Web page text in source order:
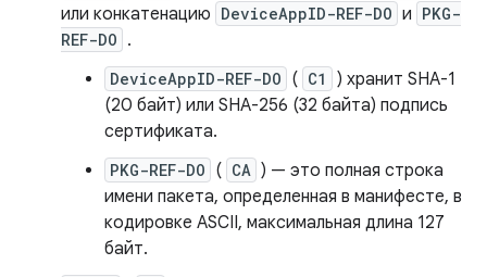
или конкатенацию DeviceAppID-REF-DO и PKG-
REF-DO .
DeviceAppID-REF-DO ( C1
) хранит SHA-1
(20 байт) или SHA-256 (32 байта) подпись
сертификата.
PKG-REF-DO ( CA ) — это полная строка
имени пакета, определенная в манифесте, в
кодировке ASCII, максимальная длина 127
байт.